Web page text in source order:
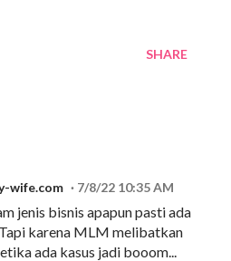
SHARE
wife.com 7/8/22 10:35 AM
jenis bisnis apapun pasti ada
karena MLM melibatkan
ada kasus jadi booom...